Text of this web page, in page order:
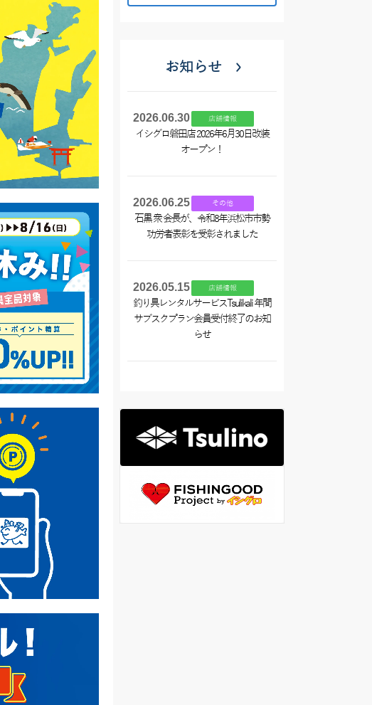
お知らせ
2026.06.30 店舗情報
イシグロ磐田店 2026年6月30日改装
オープン！
2026.06.25 その他
石黒 衆 会長が、令和8年浜松市市勢
功労者表彰を受彰されました
2026.05.15 店舗情報
釣り具レンタルサービスTsulikali 年間
サブスクプラン会員受付終了のお知
らせ